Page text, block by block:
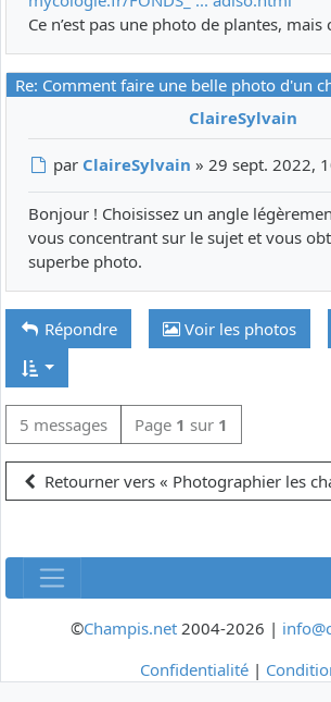
Ce n’est pas une photo de plantes, mais
Re: Comment faire une belle photo d'un
ClaireSylvain
Message
par ClaireSylvain » 29 sept. 2022,
Bonjour ! Choisissez un angle
vous concentrant sur le sujet et vous
superbe photo.
Répondre Voir les photos
5 messages Page 1 sur 1
Retourner vers « Photographier les
©Champis.net2004-2026 |
Confidentialité |